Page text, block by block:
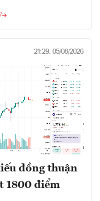
21:29, 05/08/2026
đồng thuận
1800 điểm